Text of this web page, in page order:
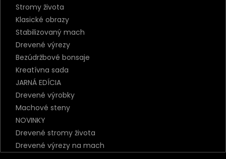
Stromy života
Klasické obrazy
Stabilizovaný mach
Drevené výrezy
Bezúdržbové bonsaje
Kreatívna sada
JARNÁ EDÍCIA
Drevené výrobky
Machové steny
NOVINKY
Drevené stromy života
Drevené výrezy na mach